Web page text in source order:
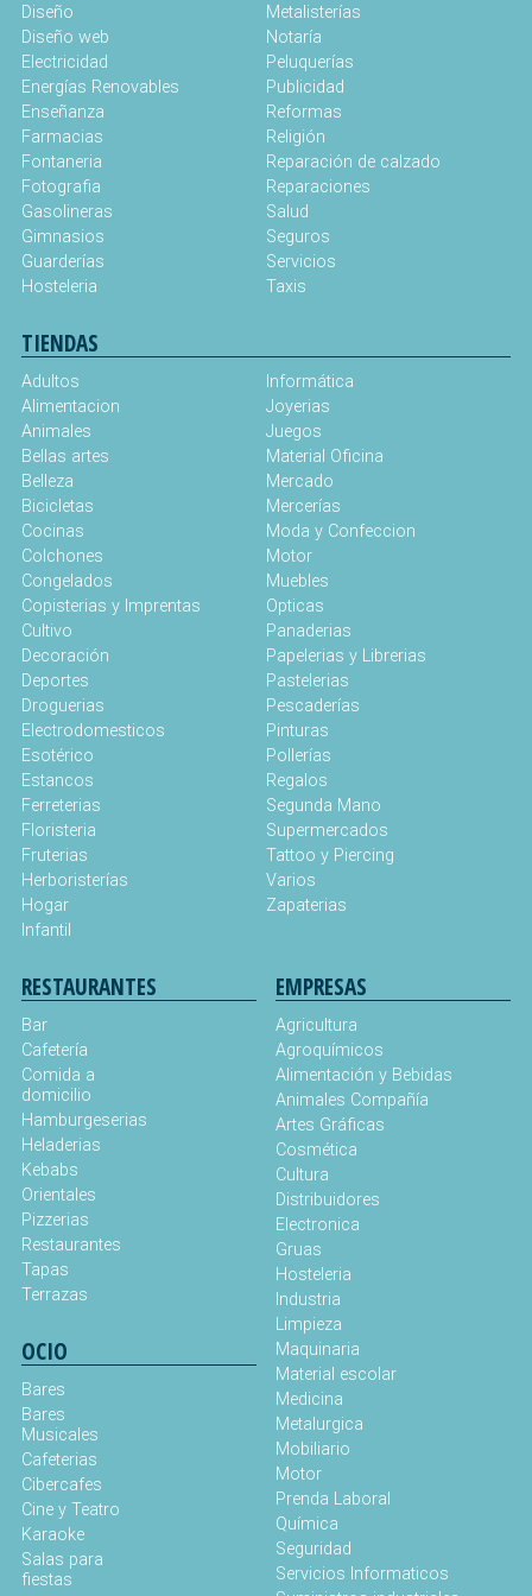
Diseño
Diseño web
Electricidad
Energías Renovables
Enseñanza
Farmacias
Fontaneria
Fotografia
Gasolineras
Gimnasios
Guarderías
Hosteleria
Metalisterías
Notaría
Peluquerías
Publicidad
Reformas
Religión
Reparación de calzado
Reparaciones
Salud
Seguros
Servicios
Taxis
TIENDAS
Adultos
Alimentacion
Animales
Bellas artes
Belleza
Bicicletas
Cocinas
Colchones
Congelados
Copisterias y Imprentas
Cultivo
Decoración
Deportes
Droguerias
Electrodomesticos
Esotérico
Estancos
Ferreterias
Floristeria
Fruterias
Herboristerías
Hogar
Infantil
Informática
Joyerias
Juegos
Material Oficina
Mercado
Mercerías
Moda y Confeccion
Motor
Muebles
Opticas
Panaderias
Papelerias y Librerias
Pastelerias
Pescaderías
Pinturas
Pollerías
Regalos
Segunda Mano
Supermercados
Tattoo y Piercing
Varios
Zapaterias
RESTAURANTES
Bar
Cafetería
Comida a
domicilio
Hamburgeserias
Heladerias
Kebabs
Orientales
Pizzerias
Restaurantes
Tapas
Terrazas
OCIO
Bares
Bares
Musicales
Cafeterias
Cibercafes
Cine y Teatro
Karaoke
Salas para
fiestas
EMPRESAS
Agricultura
Agroquímicos
Alimentación y Bebidas
Animales Compañía
Artes Gráficas
Cosmética
Cultura
Distribuidores
Electronica
Gruas
Hosteleria
Industria
Limpieza
Maquinaria
Material escolar
Medicina
Metalurgica
Mobiliario
Motor
Prenda Laboral
Química
Seguridad
Servicios Informaticos